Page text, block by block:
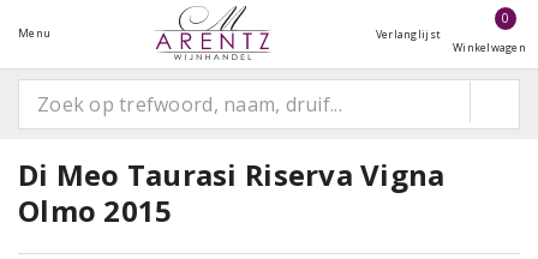
Menu Verlanglijst
0
Winkelwagen
Di Meo Taurasi Riserva Vigna
Olmo 2015